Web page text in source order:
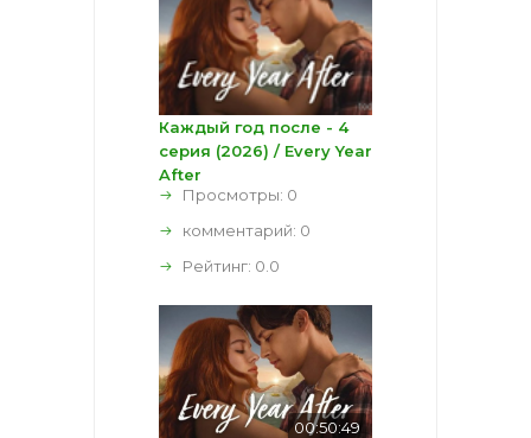
Каждый год после - 4
серия (2026) / Every Year
After
Просмотры: 0
комментарий: 0
Рейтинг: 0.0
00:50:49